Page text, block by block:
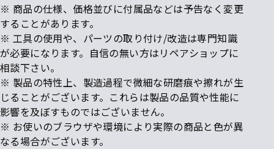
※ 商品の仕様、価格並びに付属品などは予告なく変更
することがあります。
※ 工具の使用や、パーツの取り付け/改造は専門知識
が必要になります。自信の無い方はリペアショップに
相談下さい。
※ 製品の特性上、製造過程で微細な研磨痕や擦れが生
じることがございます。これらは製品の品質や性能に
影響を及ぼすものではございません。
※ お使いのブラウザや環境により実際の商品と色が異
なる場合がございます。